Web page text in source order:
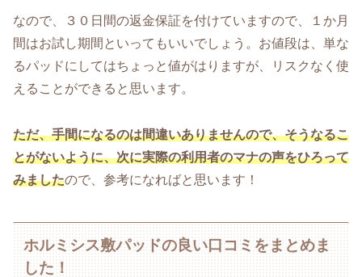
なので、３０日間の返金保証を付けていますので、１か月
間はお試し期間といってもいいでしょう。お値段は、単な
るパッドにしてはちょっと値がはりますが、リスクなく使
えることができると思います。
ただ、手間になるのは間違いありませんので、そうなるこ
とがないように、次に実際の利用者のマナの声をひろって
みましたので、参考になればと思います！
ホルミシス敷パッドの良い口コミをまとめま
した！